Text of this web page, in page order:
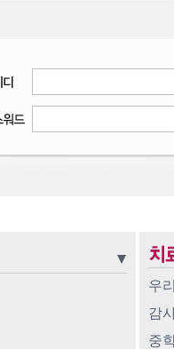
우
감
중